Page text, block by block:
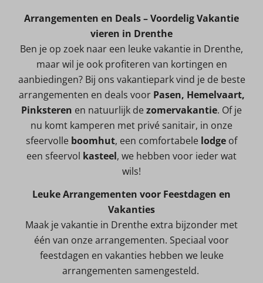
Arrangementen en Deals – Voordelig Vakantie
vieren in Drenthe
Ben je op zoek naar een leuke vakantie in Drenthe,
maar wil je ook profiteren van kortingen en
aanbiedingen? Bij ons vakantiepark vind je de beste
arrangementen en deals voor Pasen, Hemelvaart,
Pinksteren en natuurlijk dezomervakantie. Of je
nu komt kamperen met privé sanitair, in onze
sfeervolle boomhut, een comfortabele lodge of
een sfeervol kasteel, we hebben voor ieder wat
wils!
Leuke Arrangementen voor Feestdagen en
Vakanties
Maak je vakantie in Drenthe extra bijzonder met
één van onze arrangementen. Speciaal voor
feestdagen en vakanties hebben we leuke
arrangementen samengesteld.